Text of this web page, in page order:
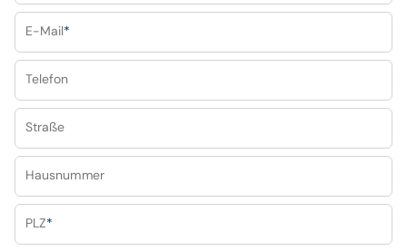
E-Mail*
Telefon
Straße
Hausnummer
PLZ*